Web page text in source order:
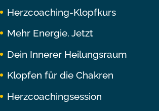
Herzcoaching-Klopfkurs
Mehr Energie. Jetzt
Dein Innerer Heilungsraum
Klopfen für die Chakren
Herzcoachingsession